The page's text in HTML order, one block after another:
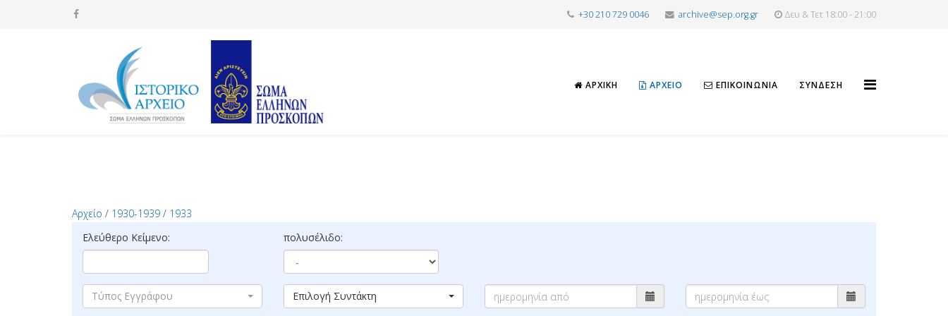
+30 210 729 0046 archive@sep.org.gr Δευ & Τετ 18:00 - 21:00
ΑΡΧΙΚΉ ΑΡΧΕΊΟ ΕΠΙΚΟΙΝΩΝΊΑ ΣΎΝΔΕΣΗ
Αρχείο / 1930-1939 / 1933
Ελεύθερο Κείμενο:
πολυσέλιδο:
Τύπος Εγγράφου Επιλογή Συντάκτη